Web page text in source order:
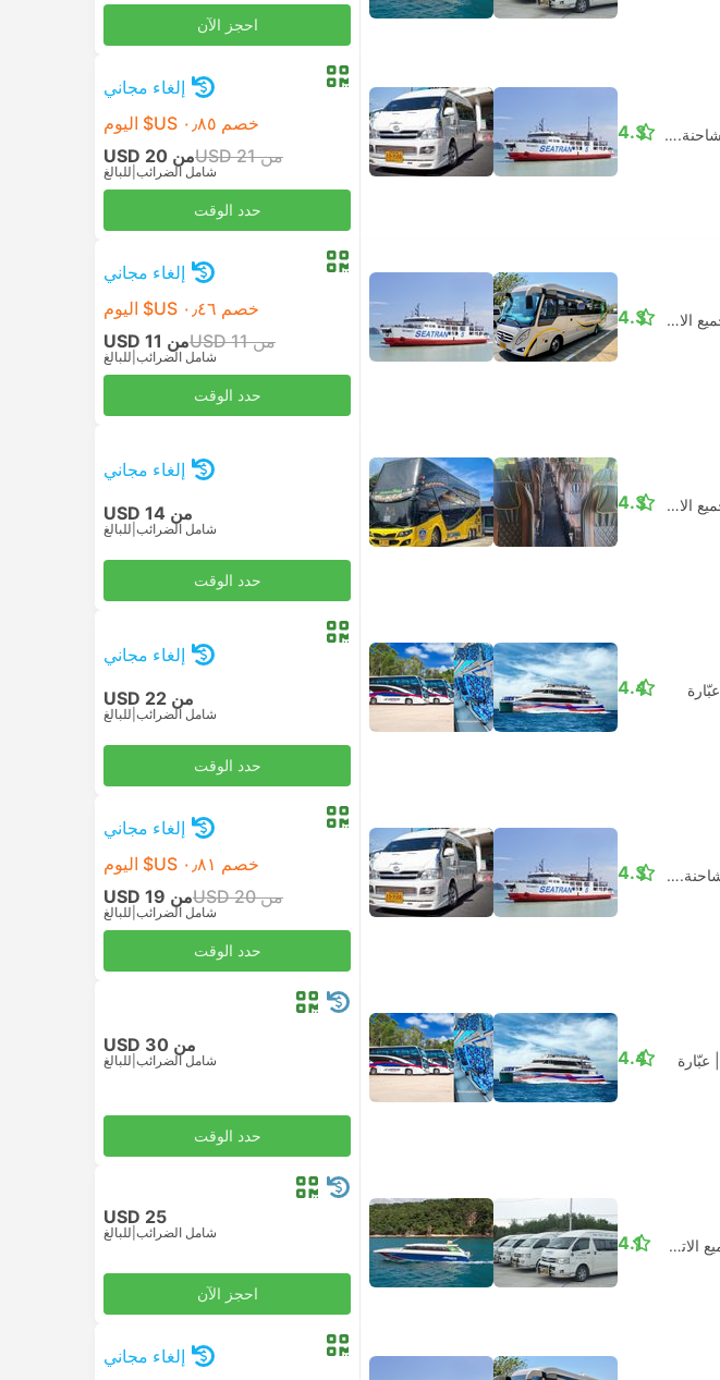
احجز الآن
٥ ساعات و‫30 دقائق شاحنة+عبّارة+شاحنة. جميع الاتصالات مضمونة
4.3
إلغاء مجاني
خصم ٠٫٨٥ US$ اليوم
من USD 21
من USD 20
شامل الضرائب للبالغ
حدد الوقت
٣ ساعات و‫30 دقائق عبّارة+حافلة. جميع الاتصالات مضمونة
4.3
إلغاء مجاني
خصم ٠٫٤٦ US$ اليوم
من USD 11
من USD 11
شامل الضرائب للبالغ
حدد الوقت
٣ ساعات و‫45 دقائق عبّارة+حافلة. جميع الاتصالات مضمونة
4.3
إلغاء مجاني
من USD 14
شامل الضرائب للبالغ
حدد الوقت
عبّارة 4.4
إلغاء مجاني
من USD 22
شامل الضرائب للبالغ
حدد الوقت
٥ ساعات و‫15 دقائق شاحنة+عبّارة+شاحنة. جميع الاتصالات مضمونة
4.3
إلغاء مجاني
خصم ٠٫٨١ US$ اليوم
من USD 20
من USD 19
شامل الضرائب للبالغ
حدد الوقت
عبّارة 4.4
من USD 30
شامل الضرائب للبالغ
حدد الوقت
٢ ساعة و‫20 دقائق عبّارة+شاحنة. جميع الاتصالات مضمونة
4.1
USD 25
شامل الضرائب للبالغ
احجز الآن
إلغاء مجاني